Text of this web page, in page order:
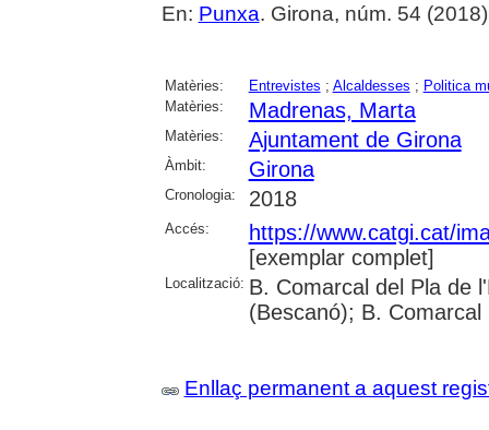
En: Punxa. Girona, núm. 54
Matèries: Entrevistes ; Alcaldesses ; Politica
Matèries:
Madrenas, Marta
Matèries: Ajuntament de Girona
Àmbit: Girona
Cronologia: 2018
Accés:
https://www.catgi.cat/
[exemplar complet]
Localització: B. Comarcal del Pla de
(Bescanó); B.
Enllaç permanent a aquest